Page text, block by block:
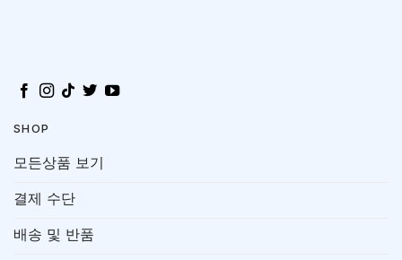
SHOP
모든상품 보기
결제 수단
배송 및 반품